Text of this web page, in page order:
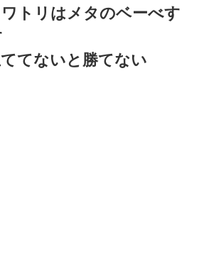
トリはメタのベーべす
てないと勝てない